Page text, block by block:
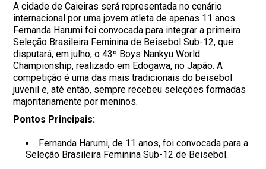
A cidade de Caieiras será representada no cenário
internacional por uma jovem atleta de apenas 11 anos.
Fernanda Harumi foi convocada para integrar a primeira
Seleção Brasileira Feminina de Beisebol Sub-12, que
disputará, em julho, o 43º Boys Nankyu World
Championship, realizado em Edogawa, no Japão. A
competição é uma das mais tradicionais do beisebol
juvenil e, até então, sempre recebeu seleções formadas
majoritariamente por meninos.
Pontos Principais:
Fernanda Harumi, de 11 anos, foi convocada para a
Seleção Brasileira Feminina Sub-12 de Beisebol.